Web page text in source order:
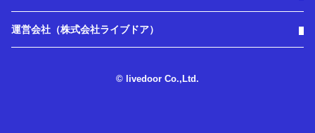
運営会社（株式会社ライブドア）
© livedoor Co.,Ltd.